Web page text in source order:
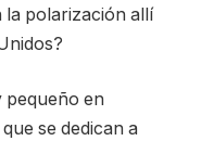
la polarización allí
pequeño en
se dedican a